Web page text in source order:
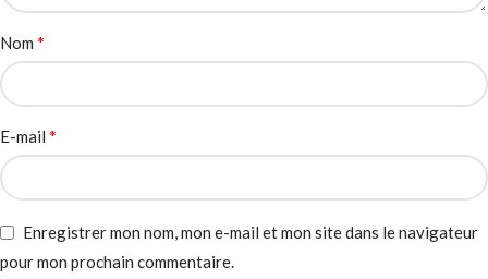
Nom *
E-mail *
Enregistrer mon nom, mon e-mail et mon site dans le navigateur
pour mon prochain commentaire.